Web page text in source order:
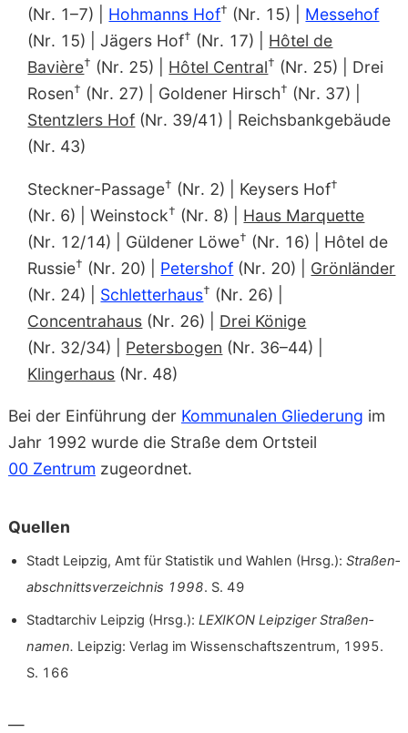
(Nr. 1–7) | Hohmanns Hof† (Nr. 15) | Messehof
(Nr. 15) | Jägers Hof† (Nr. 17) | Hôtel de
Bavière† (Nr. 25) | Hôtel Central† (Nr. 25) | Drei
Rosen† (Nr. 27) | Goldener Hirsch† (Nr. 37) |
Stentzlers Hof (Nr. 39/41) | Reichsbankgebäude
(Nr. 43)
Steckner-Passage† (Nr. 2) | Keysers Hof†
(Nr. 6) | Weinstock† (Nr. 8) | Haus Marquette
(Nr. 12/14) | Güldener Löwe† (Nr. 16) | Hôtel de
Russie† (Nr. 20) | Petershof (Nr. 20) | Grönländer
(Nr. 24) | Schletterhaus† (Nr. 26) |
Concentrahaus (Nr. 26) | Drei Könige
(Nr. 32/34) | Petersbogen (Nr. 36–44) |
Klingerhaus (Nr. 48)
Bei der Einführung der Kommunalen Gliederung im
Jahr 1992 wurde die Straße dem Ortsteil
00 Zentrum zugeordnet.
Quellen
Stadt Leipzig, Amt für Statistik und Wahlen (Hrsg.): Straßen­
abschnitts­verzeichnis 1998. S. 49
Stadtarchiv Leipzig (Hrsg.): LEXIKON Leipziger Straßen­
namen. Leipzig: Verlag im Wissen­schafts­zentrum, 1995.
S. 166
—